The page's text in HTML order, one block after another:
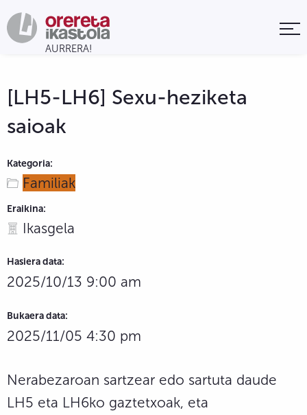
[LH5-LH6] Sexu-heziketa
saioak
Kategoria:
Familiak
Eraikina:
Ikasgela
Hasiera data:
2025/10/13 9:00 am
Bukaera data:
2025/11/05 4:30 pm
Nerabezaroan sartzear edo sartuta daude
LH5 eta LH6ko gaztetxoak, eta